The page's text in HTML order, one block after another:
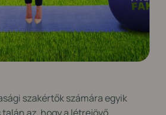
szakértők számára egyik